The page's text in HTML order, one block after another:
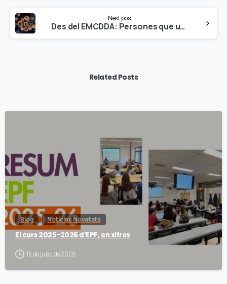
Next post
Des del EMCDDA: Persones que usen drogues i Covid-19
Related Posts
Blog Notícies Novetats
El curs 2025-2026 d’EPF, en xifres
15 de juliol de 2026